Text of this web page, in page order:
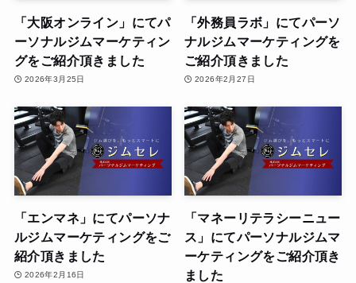
「大阪オンライン」にてパ
ーソナルジムマーケティン
グをご紹介頂きました
2026年3月25日
「外務員ラボ」にてパーソ
ナルジムマーケティングを
ご紹介頂きました
2026年2月27日
「エンマネ」にてパーソナ
ルジムマーケティングをご
紹介頂きました
2026年2月16日
「マネーリテラシーニュー
ス」にてパーソナルジムマ
ーケティングをご紹介頂き
ました